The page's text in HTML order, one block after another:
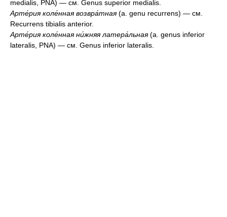
medialis, PNA) — см. Genus superior medialis.
Арте́рия коле́нная возвра́тная(a. genu recurrens) — см.
Recurrens tibialis anterior.
Арте́рия коле́нная ни́жняя латера́льная(a. genus inferior
lateralis, PNA) — см. Genus inferior lateralis.